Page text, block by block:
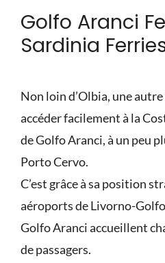
Golfo Aranci
Sardinia
Non loin d’Olbia, une
accéder facilement à la
de Golfo Aranci, à un peu
Porto Cervo.
C’est grâce à sa position
aéroports de Livorno-
Golfo Aranci accueillent
de passagers.